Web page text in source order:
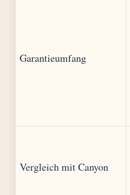
Garantieumfang
Vergleich mit Canyon